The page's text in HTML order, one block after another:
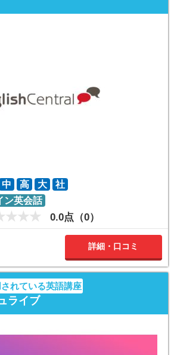
中 高 大
社
ン英会話
0.0点（0）
詳細・口コミ
れている英語講座
ライブ